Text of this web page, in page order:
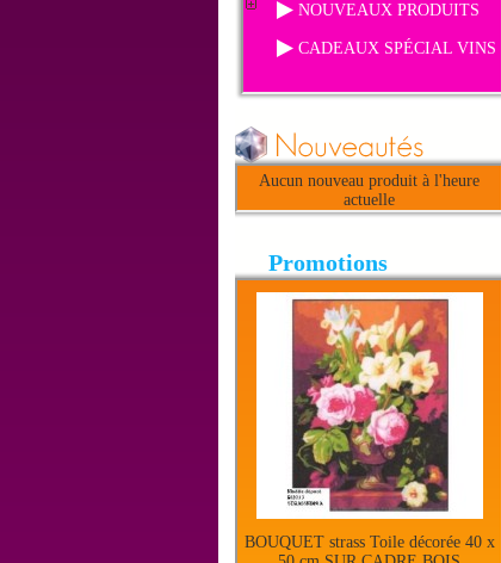
NOUVEAUX PRODUITS
CADEAUX SPÉCIAL VINS
Aucun nouveau produit à l'heure
actuelle
Promotions
BOUQUET strass Toile décorée 40 x